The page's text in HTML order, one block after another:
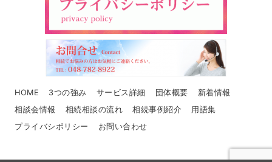
HOME 3つの強み サービス詳細 団体概要
新着情報
相談会情報
相続相談の流れ 相続事例紹介
用語集
プライバシポリシー
お問い合わせ